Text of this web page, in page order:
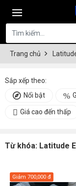
Trang chủ
Sắp xếp theo:
Nổi bật
Giá cao đến thấp
Từ khóa: Latitude
Giảm 700,000 đ